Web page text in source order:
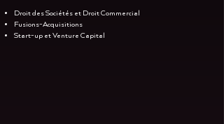
Droit des Sociétés et Droit Commercial
Fusions-Acquisitions
Start-up et Venture Capital